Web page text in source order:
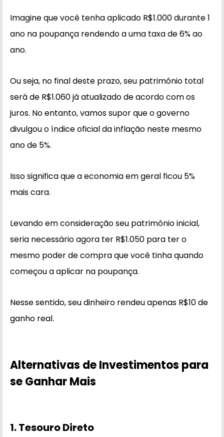
Imagine que você tenha aplicado R$1.000 durante 1
ano na poupança rendendo a uma taxa de 6% ao
ano.
Ou seja, no final deste prazo, seu patrimônio total
será de R$1.060 já atualizado de acordo com os
juros. No entanto, vamos supor que o governo
divulgou o índice oficial da inflação neste mesmo
ano de 5%.
Isso significa que a economia em geral ficou 5%
mais cara.
Levando em consideração seu patrimônio inicial,
seria necessário agora ter R$1.050 para ter o
mesmo poder de compra que você tinha quando
começou a aplicar na poupança.
Nesse sentido, seu dinheiro rendeu apenas R$10 de
ganho real.
Alternativas de Investimentos para
se Ganhar Mais
1. Tesouro Direto